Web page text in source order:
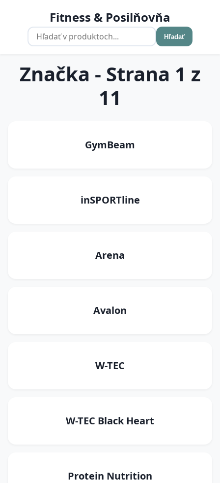
Fitness & Posilňovňa
Hľadať
Značka - Strana 1 z
11
GymBeam
inSPORTline
Arena
Avalon
W-TEC
W-TEC Black Heart
Protein Nutrition